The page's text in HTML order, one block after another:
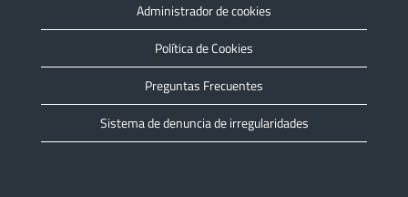
Administrador de cookies
Política de Cookies
Preguntas Frecuentes
Sistema de denuncia de irregularidades